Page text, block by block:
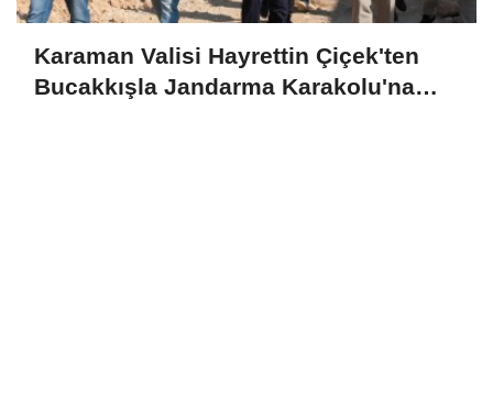
Karaman Valisi Hayrettin Çiçek'ten
Bucakkışla Jandarma Karakolu'na